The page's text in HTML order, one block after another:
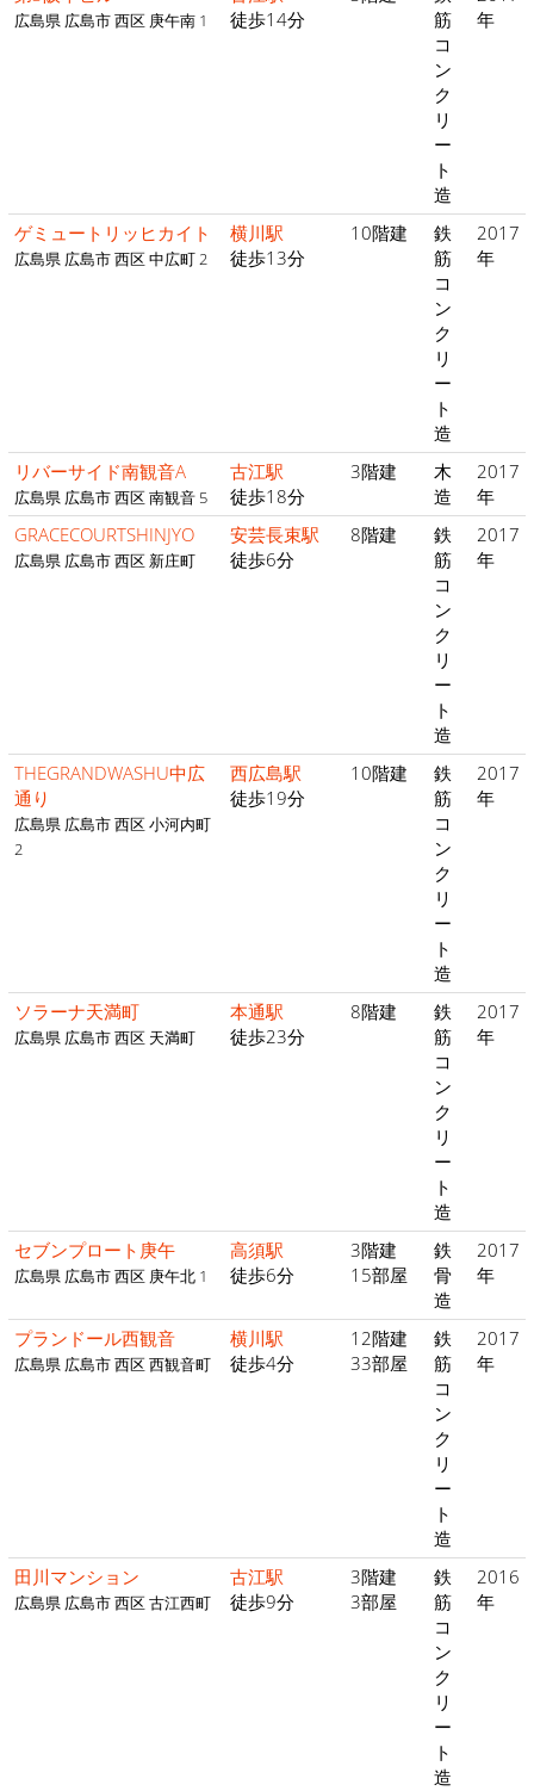
広島県 広島市 西区 庚午南 1
徒歩14分
筋
コ
ン
ク
リ
ー
ト
造
年
ゲミュートリッヒカイト
広島県 広島市 西区 中広町 2
横川駅
徒歩13分
10階建
鉄
筋
コ
ン
ク
リ
ー
ト
造
2017
年
リバーサイド南観音A
広島県 広島市 西区 南観音 5
古江駅
徒歩18分
3階建
木
造
2017
年
GRACECOURTSHINJYO
広島県 広島市 西区 新庄町
安芸長束駅
徒歩6分
8階建
鉄
筋
コ
ン
ク
リ
ー
ト
造
2017
年
THEGRANDWASHU中広
通り
広島県 広島市 西区 小河内町
2
西広島駅
徒歩19分
10階建
鉄
筋
コ
ン
ク
リ
ー
ト
造
2017
年
ソラーナ天満町
広島県 広島市 西区 天満町
本通駅
徒歩23分
8階建
鉄
筋
コ
ン
ク
リ
ー
ト
造
2017
年
セブンプロート庚午
広島県 広島市 西区 庚午北 1
高須駅
徒歩6分
3階建
15部屋
鉄
骨
造
2017
年
プランドール西観音
広島県 広島市 西区 西観音町
横川駅
徒歩4分
12階建
33部屋
鉄
筋
コ
ン
ク
リ
ー
ト
造
2017
年
田川マンション
広島県 広島市 西区 古江西町
古江駅
徒歩9分
3階建
3部屋
鉄
筋
コ
ン
ク
リ
ー
ト
造
2016
年